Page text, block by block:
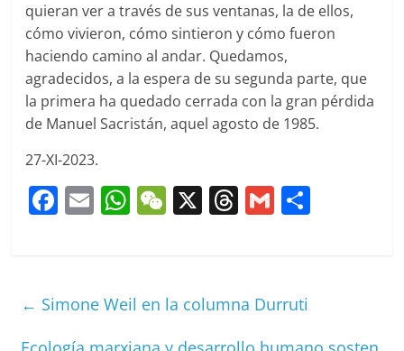
quieran ver a través de sus ventanas, la de ellos,
cómo vivieron, cómo sintieron y cómo fueron
haciendo camino al andar. Quedamos,
agradecidos, a la espera de su segunda parte, que
la primera ha quedado cerrada con la gran pérdida
de Manuel Sacristán, aquel agosto de 1985.
27-XI-2023.
F
b
E W
A
W
at
X T
d
G
← Simone Weil en la columna Durruti